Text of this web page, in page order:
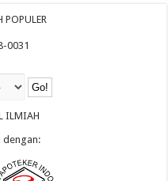
POPULER
0031
ILMIAH
dengan: